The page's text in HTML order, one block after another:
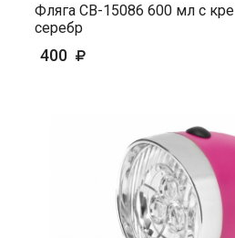
Фляга СВ-15086 600 мл с
серебр
400